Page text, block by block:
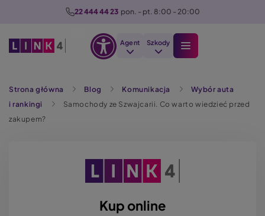
22 444 44 23 pon. - pt. 8:00 - 20:00
Agent Szkody
Strona główna Blog Komunikacja
Wybór auta
i rankingi
Samochody ze Szwajcarii. Co warto wiedzieć przed
zakupem?
Kup online